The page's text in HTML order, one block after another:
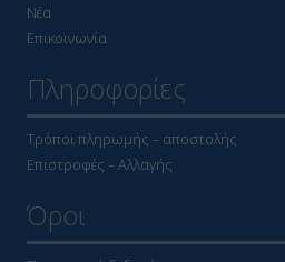
Νέα
Επικοινωνία
Πληροφορίες
Τρόποι πληρωμής – αποστολής
Επιστροφές – Αλλαγής
Όροι